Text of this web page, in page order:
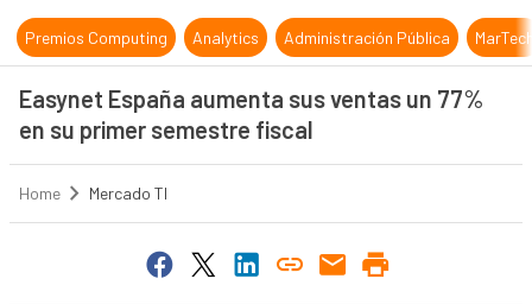
Premios Computing Analytics Administración Pública
Easynet España aumenta sus ventas un 77%
en su primer semestre fiscal
Home Mercado TI